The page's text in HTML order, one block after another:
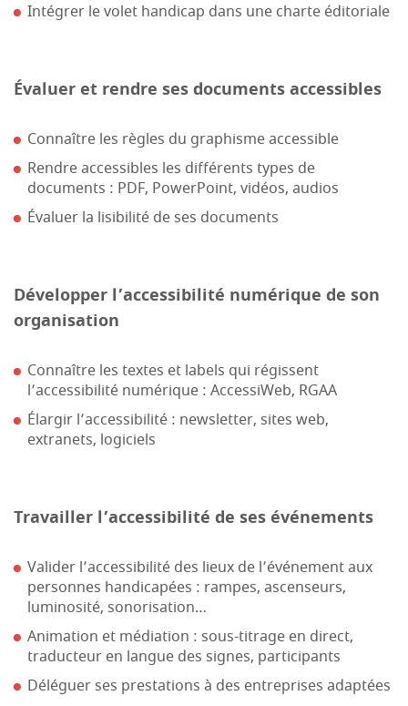
Intégrer le volet handicap dans une charte éditoriale
Évaluer et rendre ses documents accessibles
Connaître les règles du graphisme accessible
Rendre accessibles les différents types de
documents : PDF, PowerPoint, vidéos, audios
Évaluer la lisibilité de ses documents
Développer l’accessibilité numérique de son
organisation
Connaître les textes et labels qui régissent
l’accessibilité numérique : AccessiWeb, RGAA
Élargir l’accessibilité : newsletter, sites web,
extranets, logiciels
Travailler l’accessibilité de ses événements
Valider l’accessibilité des lieux de l’événement aux
personnes handicapées : rampes, ascenseurs,
luminosité, sonorisation…
Animation et médiation : sous-titrage en direct,
traducteur en langue des signes, participants
Déléguer ses prestations à des entreprises adaptées